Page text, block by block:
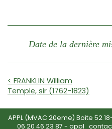
Date de la dernière
< FRANKLIN William
Temple, sir (1762-1823)
APPL (MVAC 20eme) Boite 52
06 20 46 23 87 -